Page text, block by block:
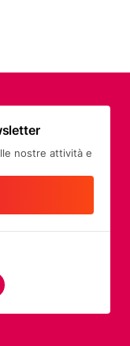
nostre attività e